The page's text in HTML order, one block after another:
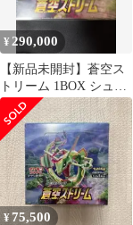
¥ 290,000
【新品未開封】蒼空ス
トリーム 1BOX シュリ
ンク付 当選品
¥75,500